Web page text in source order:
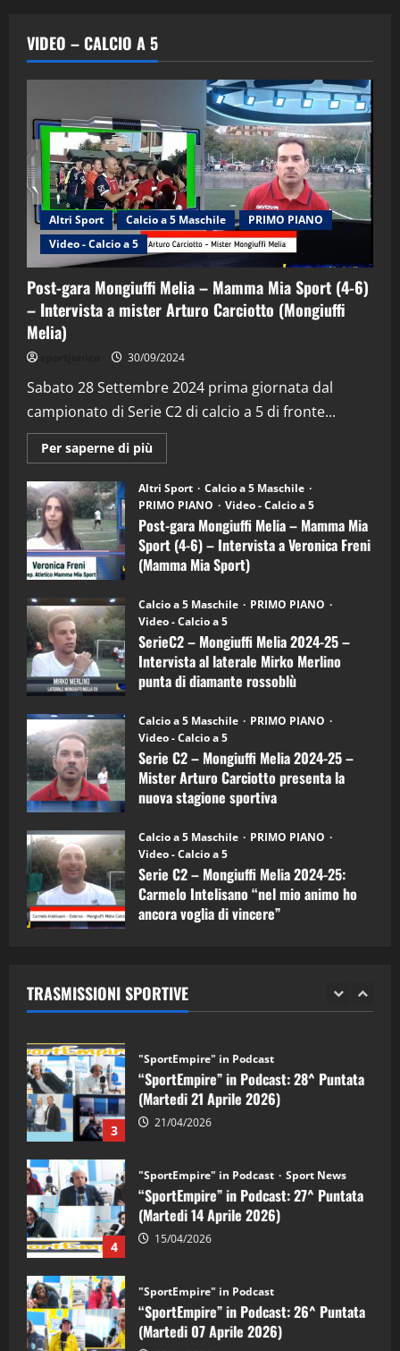
VIDEO – CALCIO A 5
Altri Sport Calcio a 5 Maschile
PRIMO PIANO
Video - Calcio a 5
Post-gara Mongiuffi Melia – Mamma Mia Sport (4-6)
– Intervista a mister Arturo Carciotto (Mongiuffi
Melia)
30/09/2024
Sabato 28 Settembre 2024 prima giornata dal
campionato di Serie C2 di calcio a 5 di fronte...
Per saperne di più
informazioni
Post-
gara
Mongiuffi
Melia
–
Mamma
Mia
Sport
6)
–
Intervista
a
mister
Arturo
Carciotto
(Mongiuffi
Altri Sport
Calcio a 5 Maschile
PRIMO PIANO
Video - Calcio a 5
Post-gara Mongiuffi Melia – Mamma Mia
Sport (4-6) – Intervista a Veronica Freni
(Mamma Mia Sport)
Calcio a 5 Maschile
PRIMO PIANO
Video - Calcio a 5
SerieC2 – Mongiuffi Melia 2024-25 –
Intervista al laterale Mirko Merlino
punta di diamante rossoblù
Calcio a 5 Maschile
PRIMO PIANO
Video - Calcio a 5
Serie C2 – Mongiuffi Melia 2024-25 –
Mister Arturo Carciotto presenta la
nuova stagione sportiva
Calcio a 5 Maschile
PRIMO PIANO
Video - Calcio a 5
Serie C2 – Mongiuffi Melia 2024-25:
Carmelo Intelisano “nel mio animo ho
ancora voglia di vincere”
TRASMISSIONI SPORTIVE
2
“SportEmpire” in Podcast: 29^ Puntata
(Martedi 28 Aprile 2026)
28/04/2026
3
"SportEmpire" in Podcast
“SportEmpire” in Podcast: 28^ Puntata
(Martedi 21 Aprile 2026)
21/04/2026
4
“SportEmpire” in Podcast: 27^ Puntata
(Martedi 14 Aprile 2026)
15/04/2026
5
“SportEmpire” in Podcast: 26^ Puntata
(Martedi 07 Aprile 2026)
08/04/2026
1
“SportEmpire” in Podcast: 30^ Puntata
(Martedi 05 Maggio 2026)
08/05/2026
2 28/04/2026
3
“SportEmpire” in Podcast: 28^ Puntata
(Martedi 21 Aprile 2026)
21/04/2026
4
“SportEmpire” in Podcast: 27^ Puntata
(Martedi 14 Aprile 2026)
15/04/2026
“SportEmpire” in Podcast: 26^ Puntata
(Martedi 07 Aprile 2026)
08/04/2026